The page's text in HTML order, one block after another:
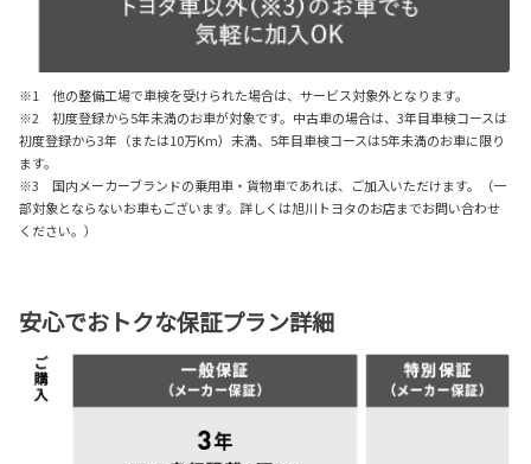
※1 他の整備工場で車検を受けられた場合は、サービス対象外となります。
※2 初度登録から5年未満のお車が対象です。中古車の場合は、3年目車検コースは
初度登録から3年（または10万Km）未満、5年目車検コースは5年未満のお車に限り
ます。
※3 国内メーカーブランドの乗用車・貨物車であれば、ご加入いただけます。（一
部対象とならないお車もございます。詳しくは旭川トヨタのお店までお問い合わせ
ください。）
安心でおトクな保証プラン詳細